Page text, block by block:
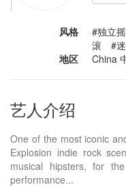
风格
#独立
滚 #迷
地区
China
艺人介绍
One of the most iconic
Explosion indie rock
musical hipsters, for
performance...